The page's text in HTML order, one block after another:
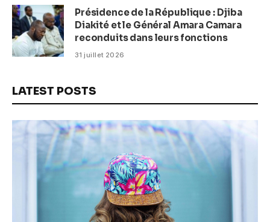
Présidence de la République : Djiba
Diakité et le Général Amara Camara
reconduits dans leurs fonctions
31 juillet 2026
LATEST POSTS